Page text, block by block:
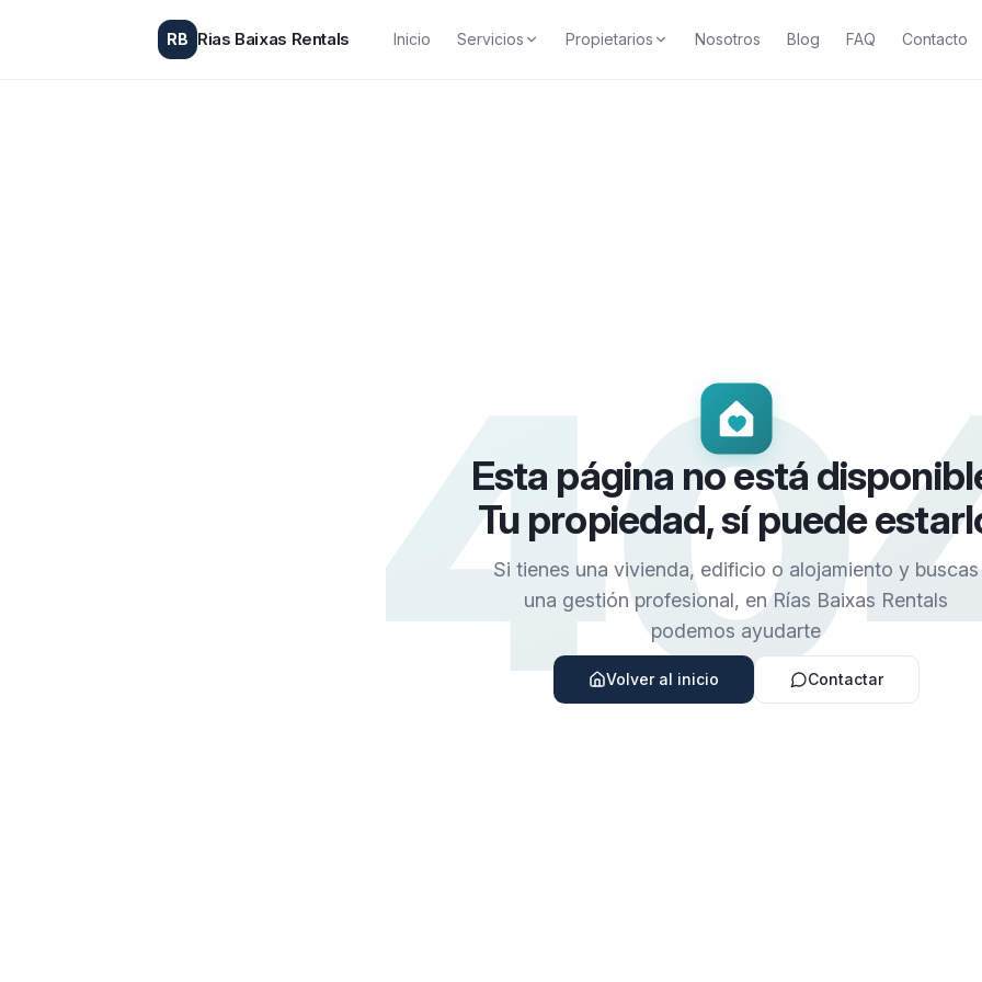
RB Rias Baixas Rentals Inicio Servicios Propietarios Nosotros Blog FAQ Contacto
Esta página no está
Tu propiedad, sí puede
Si tienes una vivienda, edificio o alojamiento y buscas
una gestión profesional, en Rías Baixas Rentals
podemos ayudarte
Volver al inicio Contactar